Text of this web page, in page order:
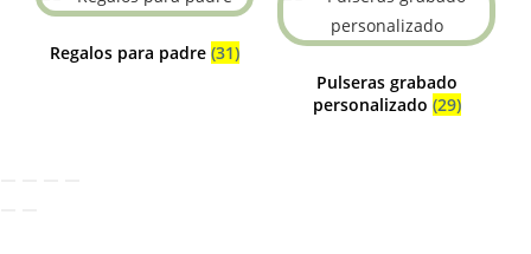
Regalos para padre (31)
Pulseras grabado
personalizado (29)